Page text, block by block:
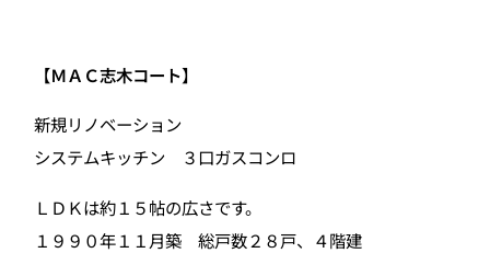
【ＭＡＣ志木コート】
新規リノベーション
システムキッチン ３口ガスコンロ
ＬＤＫは約１５帖の広さです。
１９９０年１１月築 総戸数２８戸、４階建